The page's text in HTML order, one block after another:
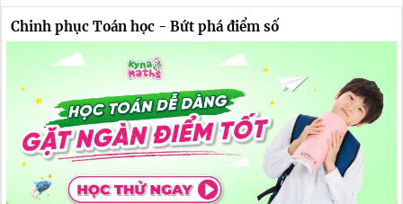
Chinh phục Toán học - Bứt phá điểm số